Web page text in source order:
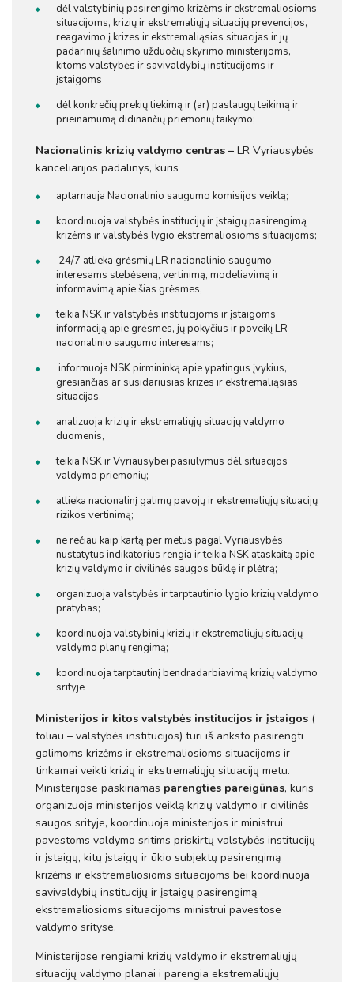
dėl valstybinių pasirengimo krizėms ir ekstremaliosioms
situacijoms, krizių ir ekstremaliųjų situacijų prevencijos,
reagavimo į krizes ir ekstremaliąsias situacijas ir jų
padarinių šalinimo užduočių skyrimo ministerijoms,
kitoms valstybės ir savivaldybių institucijoms ir
įstaigoms
dėl konkrečių prekių tiekimą ir (ar) paslaugų teikimą ir
prieinamumą didinančių priemonių taikymo;
Nacionalinis krizių valdymo centras – LR Vyriausybės
kanceliarijos padalinys, kuris
aptarnauja Nacionalinio saugumo komisijos veiklą;
koordinuoja valstybės institucijų ir įstaigų pasirengimą
krizėms ir valstybės lygio ekstremaliosioms situacijoms;
24/7 atlieka grėsmių LR nacionalinio saugumo
interesams stebėseną, vertinimą, modeliavimą ir
informavimą apie šias grėsmes,
teikia NSK ir valstybės institucijoms ir įstaigoms
informaciją apie grėsmes, jų pokyčius ir poveikį LR
nacionalinio saugumo interesams;
informuoja NSK pirmininką apie ypatingus įvykius,
gresiančias ar susidariusias krizes ir ekstremaliąsias
situacijas,
analizuoja krizių ir ekstremaliųjų situacijų valdymo
duomenis,
teikia NSK ir Vyriausybei pasiūlymus dėl situacijos
valdymo priemonių;
atlieka nacionalinį galimų pavojų ir ekstremaliųjų situacijų
rizikos vertinimą;
ne rečiau kaip kartą per metus pagal Vyriausybės
nustatytus indikatorius rengia ir teikia NSK ataskaitą apie
krizių valdymo ir civilinės saugos būklę ir plėtrą;
organizuoja valstybės ir tarptautinio lygio krizių valdymo
pratybas;
koordinuoja valstybinių krizių ir ekstremaliųjų situacijų
valdymo planų rengimą;
koordinuoja tarptautinį bendradarbiavimą krizių valdymo
srityje
Ministerijos ir kitos valstybės institucijos ir įstaigos (
toliau – valstybės institucijos) turi iš anksto pasirengti
galimoms krizėms ir ekstremaliosioms situacijoms ir
tinkamai veikti krizių ir ekstremaliųjų situacijų metu.
Ministerijose paskiriamas parengties pareigūnas, kuris
organizuoja ministerijos veiklą krizių valdymo ir civilinės
saugos srityje, koordinuoja ministerijos ir ministrui
pavestoms valdymo sritims priskirtų valstybės institucijų
ir įstaigų, kitų įstaigų ir ūkio subjektų pasirengimą
krizėms ir ekstremaliosioms situacijoms bei koordinuoja
savivaldybių institucijų ir įstaigų pasirengimą
ekstremaliosioms situacijoms ministrui pavestose
valdymo srityse.
Ministerijose rengiami krizių valdymo ir ekstremaliųjų
situacijų valdymo planai i parengia ekstremaliųjų